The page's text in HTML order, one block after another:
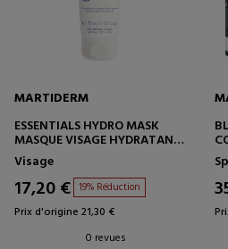
MARTIDERM
ESSENTIALS HYDRO MASK
MASQUE VISAGE HYDRATANT
ET RAFFERMISSANT
Visage
17,20 € 19% Réduction
Prix d'origine 21,30 €
0 revues